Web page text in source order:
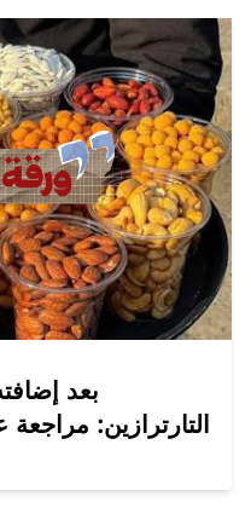
بعد
التارترازين: مراجعة